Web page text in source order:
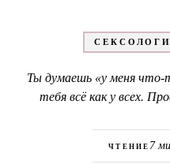
Ты думаешь «у меня что-
тебя всё как у всех.
ЧТЕНИЕ 7